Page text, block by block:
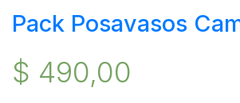
Pack Posavasos
$ 490,00